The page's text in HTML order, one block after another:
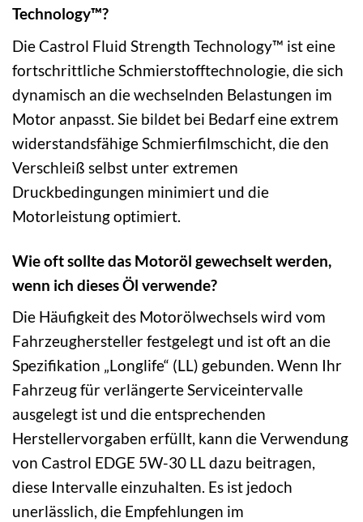
Technology™?
Die Castrol Fluid Strength Technology™ ist eine
fortschrittliche Schmierstofftechnologie, die sich
dynamisch an die wechselnden Belastungen im
Motor anpasst. Sie bildet bei Bedarf eine extrem
widerstandsfähige Schmierfilmschicht, die den
Verschleiß selbst unter extremen
Druckbedingungen minimiert und die
Motorleistung optimiert.
Wie oft sollte das Motoröl gewechselt werden,
wenn ich dieses Öl verwende?
Die Häufigkeit des Motorölwechsels wird vom
Fahrzeughersteller festgelegt und ist oft an die
Spezifikation „Longlife“ (LL) gebunden. Wenn Ihr
Fahrzeug für verlängerte Serviceintervalle
ausgelegt ist und die entsprechenden
Herstellervorgaben erfüllt, kann die Verwendung
von Castrol EDGE 5W-30 LL dazu beitragen,
diese Intervalle einzuhalten. Es ist jedoch
unerlässlich, die Empfehlungen im